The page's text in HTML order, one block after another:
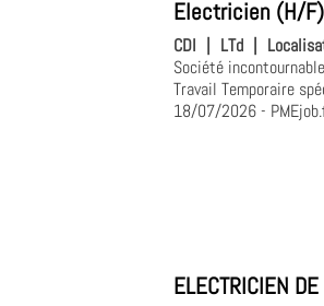
Electricien (H/F)
CDI | LTd |
Société
Travail Temporaire
18/07/2026-
ELECTRICIEN